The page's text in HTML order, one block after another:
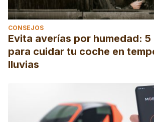
CONSEJOS
Evita averías por humedad:
para cuidar tu coche en
lluvias